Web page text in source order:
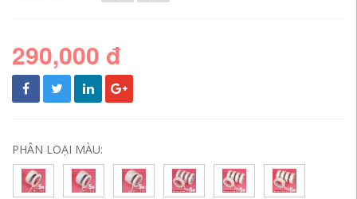
290,000 đ
PHÂN LOẠI MÀU: